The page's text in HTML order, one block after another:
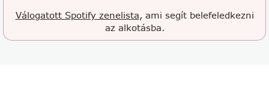
Válogatott Spotify zenelista, ami segít belefeledkezni
az alkotásba.